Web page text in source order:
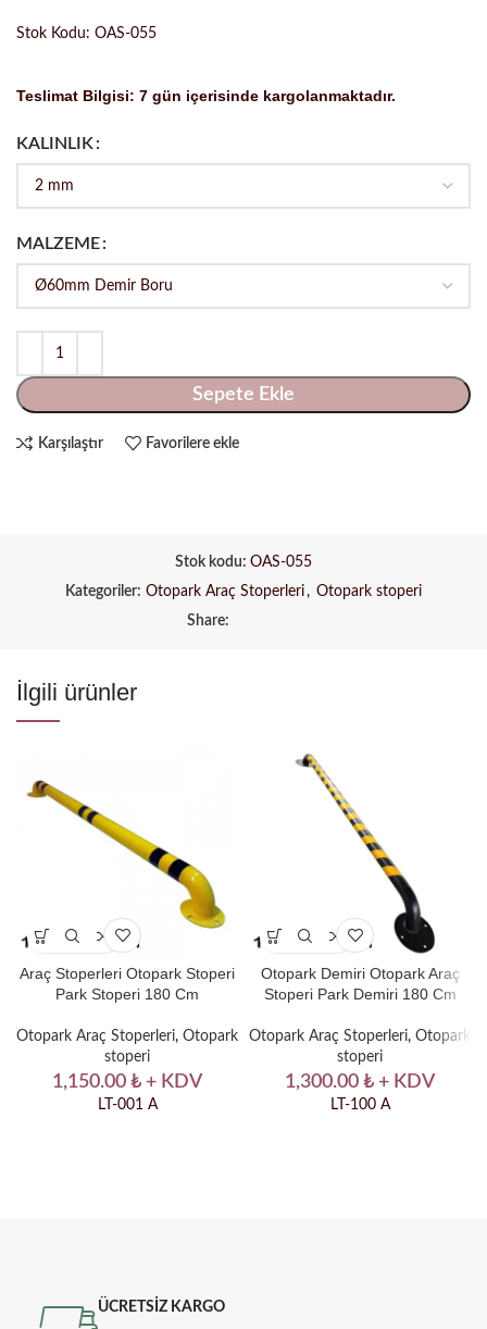
Stok Kodu: OAS-055
Teslimat Bilgisi: 7 gün içerisinde kargolanmaktadır.
KALINLIK
MALZEME
Sepete Ekle
Karşılaştır Favorilere ekle
Stok kodu: OAS-055
Kategoriler: Otopark Araç Stoperleri, Otopark stoperi
Share:
İlgili ürünler
Araç Stoperleri Otopark Stoperi
Park Stoperi 180 Cm
Otopark Araç Stoperleri, Otopark
stoperi
1,150.00 ₺ + KDV
LT-001 A
Otopark Demiri Otopark Araç
Stoperi Park Demiri 180 Cm
Otopark Araç Stoperleri, Otopark
stoperi
1,300.00 ₺ + KDV
LT-100 A
ÜCRETSİZ KARGO